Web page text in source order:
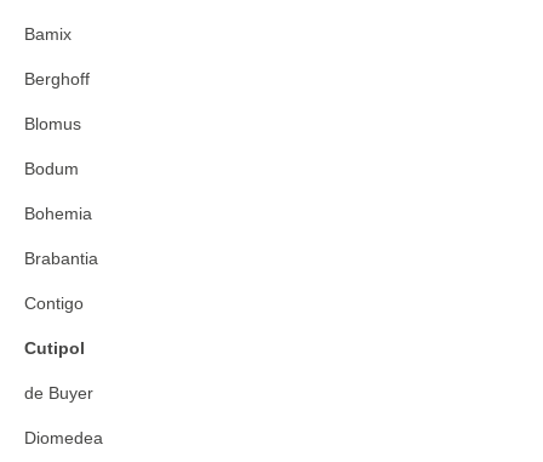
Bamix
Berghoff
Blomus
Bodum
Bohemia
Brabantia
Contigo
Cutipol
de Buyer
Diomedea